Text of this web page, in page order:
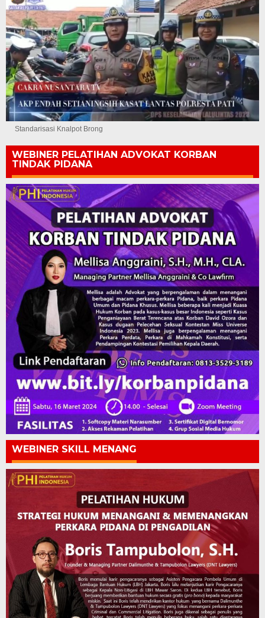
Standarisasi Knalpot Brong
WEBINER PELATIHAN ADVOKAT KORBAN
TINDAK PIDANA
WEBINER SKILL MENANG